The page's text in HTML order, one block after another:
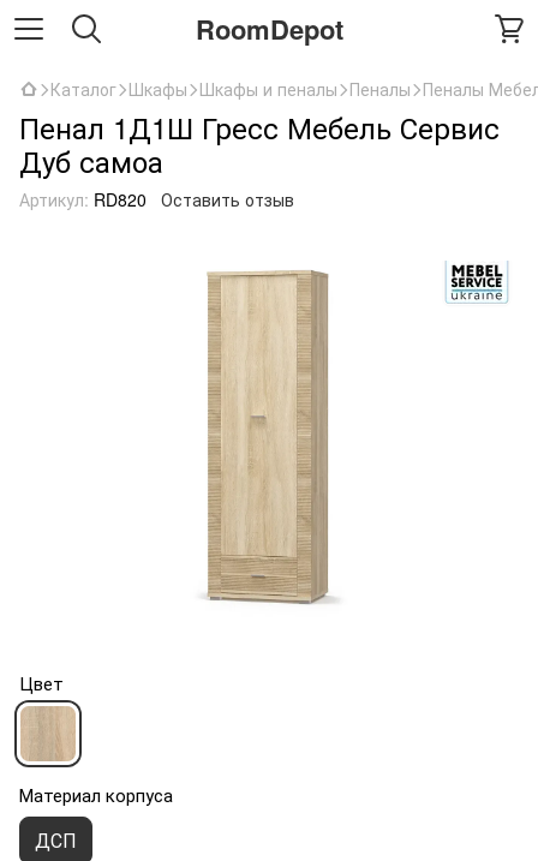
RoomDepot
Каталог Шкафы Шкафы и пеналы Пеналы Пеналы
Пенал 1Д1Ш Гресс Мебель Сервис
Дуб самоа
Артикул: RD820 Оставить отзыв
Цвет
Материал корпуса
ДСП